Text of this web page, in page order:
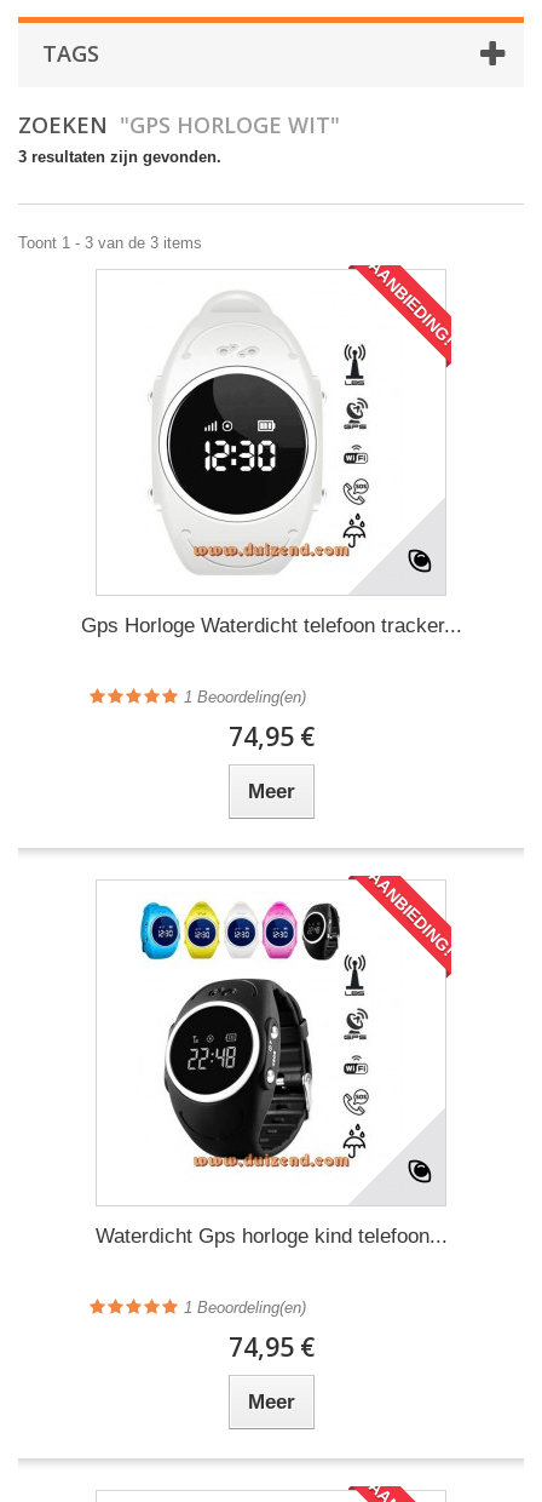
TAGS
ZOEKEN "GPS HORLOGE WIT"
3 resultaten zijn gevonden.
Toont 1 - 3 van de 3 items
AANBIEDING!
Gps Horloge Waterdicht telefoon tracker...
1 Beoordeling(en)
74,95 €
Meer
AANBIEDING!
Waterdicht Gps horloge kind telefoon...
1 Beoordeling(en)
74,95 €
Meer